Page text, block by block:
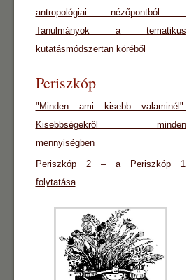
antropológiai nézőpontból :
Tanulmányok a tematikus
kutatásmódszertan köréből
Periszkóp
"Minden ami kisebb valaminél".
Kisebbségekről minden
mennyiségben
Periszkóp 2 – a Periszkóp 1
folytatása